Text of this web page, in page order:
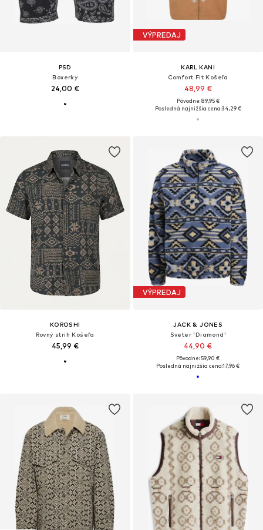
PSD
Boxerky
24,00 €
VÝPREDAJ
KARL KANI
Comfort Fit Košeľa
48,99 €
Pôvodne: 89,95 €
Posledná najnižšia cena:34,29 €
KOROSHI
Rovný strih Košeľa
45,99 €
VÝPREDAJ
JACK & JONES
Sveter 'Diamond'
44,90 €
Pôvodne: 59,90 €
Posledná najnižšia cena:17,96 €